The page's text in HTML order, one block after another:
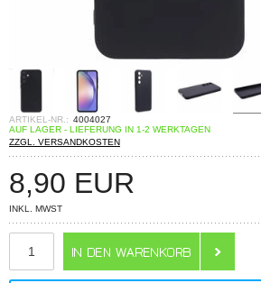
ARTIKEL-NR.: 4004027
AUF LAGER - LIEFERUNG IN 1-2 WERKTAGEN
ZZGL. VERSANDKOSTEN
8,90 EUR
INKL. MWST